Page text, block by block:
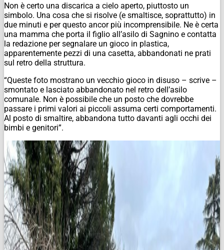
Non è certo una discarica a cielo aperto, piuttosto un
simbolo. Una cosa che si risolve (e smaltisce, soprattutto) in
due minuti e per questo ancor più incomprensibile. Ne è certa
una mamma che porta il figlio all’asilo di Sagnino e contatta
la redazione per segnalare un gioco in plastica,
apparentemente pezzi di una casetta, abbandonati ne prati
sul retro della struttura.
“Queste foto mostrano un vecchio gioco in disuso – scrive –
smontato e lasciato abbandonato nel retro dell’asilo
comunale. Non è possibile che un posto che dovrebbe
passare i primi valori ai piccoli assuma certi comportamenti.
Al posto di smaltire, abbandona tutto davanti agli occhi dei
bimbi e genitori”.